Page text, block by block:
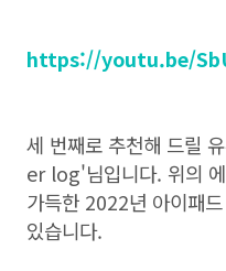
https://youtu.be/
세 번째로 추천해 드릴
er log'님입니다. 위의
가득한 2022년 아이패
있습니다.